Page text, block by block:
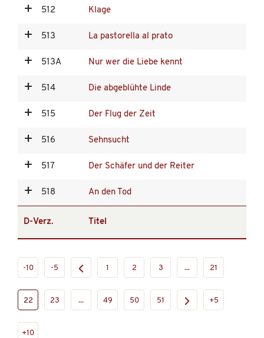
512 Klage
513 La pastorella al prato
513A Nur wer die Liebe kennt
514 Die abgeblühte Linde
515 Der Flug der Zeit
516 Sehnsucht
517 Der Schäfer und der Reiter
518 An den Tod
D-Verz. Titel
-10 -5 1 2 3 ... 21
22 23 ... 49 50 51 +5
+10